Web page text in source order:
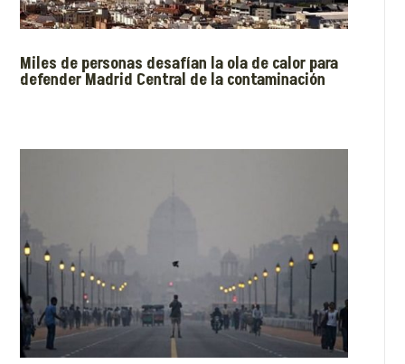
Miles de personas desafían la ola de calor para
defender Madrid Central de la contaminación